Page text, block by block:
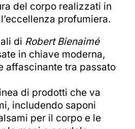
del corpo realizzati in
profumiera.
di Robert Bienaimé
in chiave moderna,
affascinante tra passato
di prodotti che va
includendo saponi
per il corpo e le